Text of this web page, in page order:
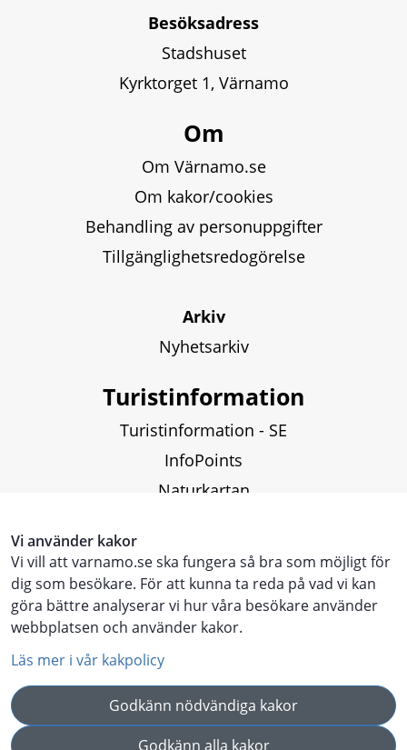
Vi använder kakor
Vi vill att varnamo.se ska fungera så bra som möjligt för
dig som besökare. För att kunna ta reda på vad vi kan
göra bättre analyserar vi hur våra besökare använder
webbplatsen och använder kakor.
Läs mer i vår kakpolicy
Godkänn nödvändiga kakor
Godkänn alla kakor
Besöksadress
Stadshuset
Kyrktorget 1, Värnamo
Om
Om Värnamo.se
Om kakor/cookies
Behandling av personuppgifter
Tillgänglighetsredogörelse
Arkiv
Nyhetsarkiv
Turistinformation
Turistinformation - SE
InfoPoints
Naturkartan
Touristinformation - ENG
Touristen Information - DE